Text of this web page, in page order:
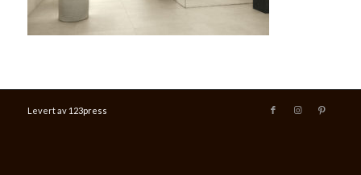
Levert av 123press